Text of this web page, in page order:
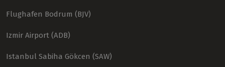
Flughafen Bodrum (BJV)
Izmir Airport (ADB)
Istanbul Sabiha Gökcen (SAW)